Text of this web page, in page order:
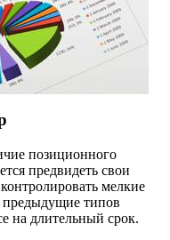
позиционного
предвидеть свои
мелкие
предыдущие типов
на длительный срок.